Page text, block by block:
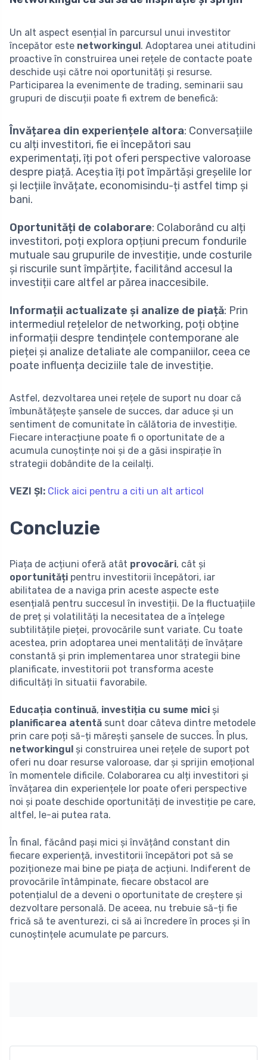
Un alt aspect esențial în parcursul unui investitor
începător este networkingul. Adoptarea unei atitudini
proactive în construirea unei rețele de contacte poate
deschide uși către noi oportunități și resurse.
Participarea la evenimente de trading, seminarii sau
grupuri de discuții poate fi extrem de benefică:
Învățarea din experiențele altora: Conversațiile
cu alți investitori, fie ei începători sau
experimentați, îți pot oferi perspective valoroase
despre piață. Aceștia îți pot împărtăși greșelile lor
și lecțiile învățate, economisindu-ți astfel timp și
bani.
Oportunități de colaborare: Colaborând cu alți
investitori, poți explora opțiuni precum fondurile
mutuale sau grupurile de investiție, unde costurile
și riscurile sunt împărțite, facilitând accesul la
investiții care altfel ar părea inaccesibile.
Informații actualizate și analize de piață: Prin
intermediul rețelelor de networking, poți obține
informații despre tendințele contemporane ale
pieței și analize detaliate ale companiilor, ceea ce
poate influența deciziile tale de investiție.
Astfel, dezvoltarea unei rețele de suport nu doar că
îmbunătățește șansele de succes, dar aduce și un
sentiment de comunitate în călătoria de investiție.
Fiecare interacțiune poate fi o oportunitate de a
acumula cunoștințe noi și de a găsi inspirație în
strategii dobândite de la ceilalți.
VEZI ȘI: Click aici pentru a citi un alt articol
Concluzie
Piața de acțiuni oferă atât provocări, cât și
oportunități pentru investitorii începători, iar
abilitatea de a naviga prin aceste aspecte este
esențială pentru succesul în investiții. De la fluctuațiile
de preț și volatilități la necesitatea de a înțelege
subtilitățile pieței, provocările sunt variate. Cu toate
acestea, prin adoptarea unei mentalități de învățare
constantă și prin implementarea unor strategii bine
planificate, investitorii pot transforma aceste
dificultăți în situatii favorabile.
Educația continuă, investiția cu sume mici și
planificarea atentă sunt doar câteva dintre metodele
prin care poți să-ți mărești șansele de succes. În plus,
networkingul și construirea unei rețele de suport pot
oferi nu doar resurse valoroase, dar și sprijin emoțional
în momentele dificile. Colaborarea cu alți investitori și
învățarea din experiențele lor poate oferi perspective
noi și poate deschide oportunități de investiție pe care,
altfel, le-ai putea rata.
În final, făcând pași mici și învățând constant din
fiecare experiență, investitorii începători pot să se
poziționeze mai bine pe piața de acțiuni. Indiferent de
provocările întâmpinate, fiecare obstacol are
potențialul de a deveni o oportunitate de creștere și
dezvoltare personală. De aceea, nu trebuie să-ți fie
frică să te aventurezi, ci să ai încredere în proces și în
cunoștințele acumulate pe parcurs.